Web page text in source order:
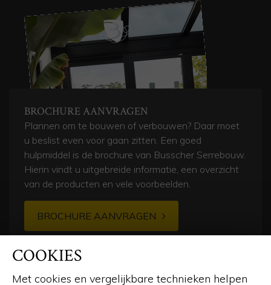
BROCHURE AANVRAGEN
Plannen om te bouwen of verbouwen? Daar moet
u beslist even voor gaan zitten. Een goed
hulpmiddel is de brochure van Busscher Serrebouw.
Hierin vindt u uitgebreide informatie, een overzicht
van de producten en vele voorbeelden.
BROCHURE AANVRAGEN
COOKIES
Met cookies en vergelijkbare technieken helpen